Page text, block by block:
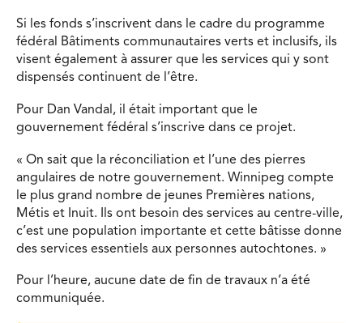
Si les fonds s’inscrivent dans le cadre du programme
fédéral Bâtiments communautaires verts et inclusifs, ils
visent également à assurer que les services qui y sont
dispensés continuent de l’être.
Pour Dan Vandal, il était important que le
gouvernement fédéral s’inscrive dans ce projet.
« On sait que la réconciliation et l’une des pierres
angulaires de notre gouvernement. Winnipeg compte
le plus grand nombre de jeunes Premières nations,
Métis et Inuit. Ils ont besoin des services au centre-ville,
c’est une population importante et cette bâtisse donne
des services essentiels aux personnes autochtones. »
Pour l’heure, aucune date de fin de travaux n’a été
communiquée.